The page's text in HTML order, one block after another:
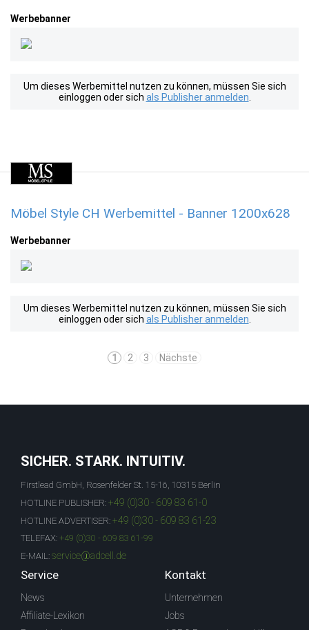
Werbebanner
Um dieses Werbemittel nutzen zu können, müssen Sie sich
einloggen oder sich als Publisher anmelden
Möbel Style CH Werbemittel - Banner 1200x628
Werbebanner
Um dieses Werbemittel nutzen zu können, müssen Sie sich
einloggen oder sich als Publisher anmelden
1 2 3 Nächste
SICHER. STARK. INTUITIV.
Firstlead GmbH, Rosenfelder St. 15-16, 10315 Berlin
HOTLINE PUBLISHER: +49 (0)30 - 609 83 61-0
HOTLINE ADVERTISER: +49 (0)30 - 609 83 61-23
TELEFAX: +49 (0)30 - 609 83 61-99
E-MAIL: service@adcell.de
Service
News
Affiliate-Lexikon
Kontakt
Unternehmen
Jobs